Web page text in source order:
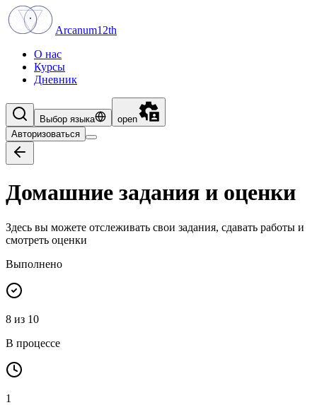
Arcanum12th
О нас
Курсы
Дневник
Выбор языка
open
Авторизоваться
Домашние задания и оценки
Здесь вы можете отслеживать свои задания, сдавать работы и
смотреть оценки
Выполнено
8 из 10
В процессе
1